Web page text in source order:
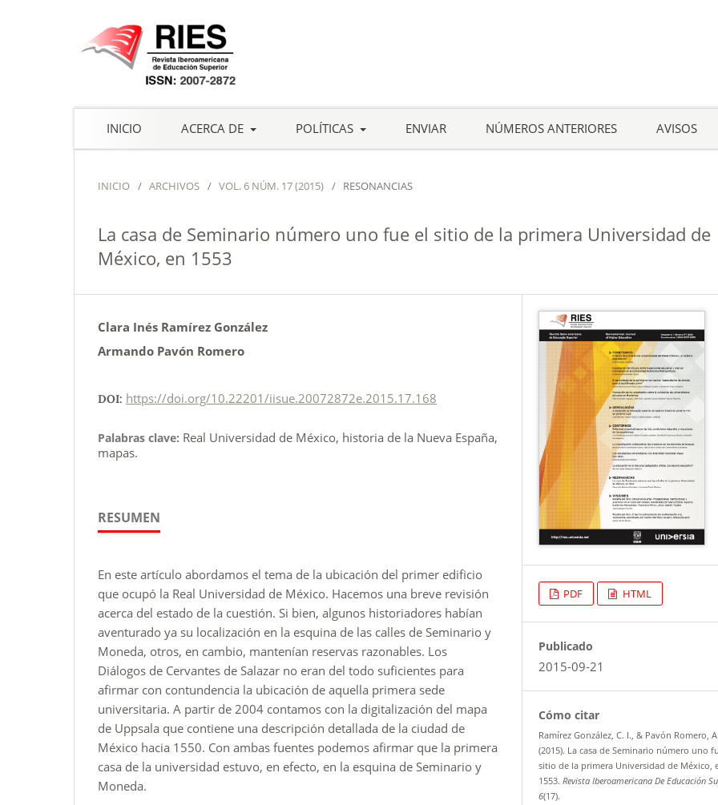
INICIO ACERCA DE POLÍTICAS ENVIAR NÚMEROS ANTERIORES AVISOS
INICIO / ARCHIVOS / VOL. 6 NÚM. 17 (2015) / RESONANCIAS
La casa de Seminario número uno fue el sitio de la primera Universidad de
México, en 1553
Clara Inés Ramírez González
Armando Pavón Romero
DOI: https://doi.org/10.22201/iisue.20072872e.2015.17.168
Palabras clave: Real Universidad de México, historia de la Nueva España,
mapas.
RESUMEN
En este artículo abordamos el tema de la ubicación del primer edificio
que ocupó la Real Universidad de México. Hacemos una breve revisión
acerca del estado de la cuestión. Si bien, algunos historiadores habían
aventurado ya su localización en la esquina de las calles de Seminario y
Moneda, otros, en cambio, mantenían reservas razonables. Los
Diálogos de Cervantes de Salazar no eran del todo suficientes para
afirmar con contundencia la ubicación de aquella primera sede
universitaria. A partir de 2004 contamos con la digitalización del mapa
de Uppsala que contiene una descripción detallada de la ciudad de
México hacia 1550. Con ambas fuentes podemos afirmar que la primera
casa de la universidad estuvo, en efecto, en la esquina de Seminario y
Moneda.
PDF HTML
Publicado
2015-09-21
Cómo citar
Ramírez González, C. I., & Pavón Romero, A.
(2015). La casa de Seminario número uno
sitio de la primera Universidad de México,
1553.Revista Iberoamericana De Educación
6(17).